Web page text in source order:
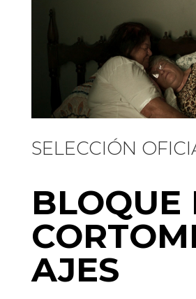
SELECCIÓN
BLOQUE
AJES